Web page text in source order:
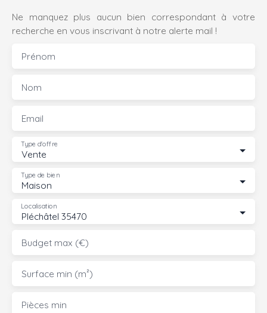
Ne manquez plus aucun bien correspondant à votre
recherche en vous inscrivant à notre alerte mail !
Prénom
Nom
Email
Vente
Type d'offre
Maison
Type de bien
Pléchâtel 35470
Localisation
Budget max (€)
Surface min (m²)
Pièces min